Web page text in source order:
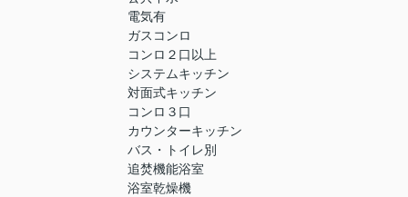
電気有
ガスコンロ
コンロ２口以上
システムキッチン
対面式キッチン
コンロ３口
カウンターキッチン
バス・トイレ別
追焚機能浴室
浴室乾燥機